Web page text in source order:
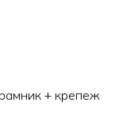
+ крепеж